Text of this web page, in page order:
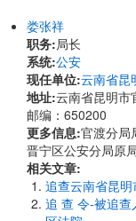
娄张祥
职务:局长
系统:公安
现任单位:云南省昆
地址:云南省昆明
邮编：650200
更多信息:官渡分局
晋宁区公安分局原
相关文章:
追查云南省昆
追 查 令-被追